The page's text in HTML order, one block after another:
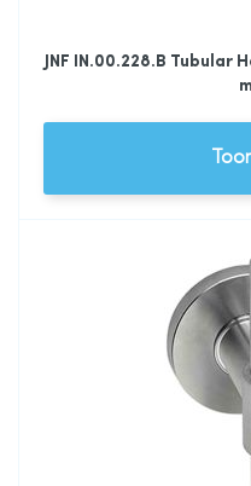
JNF IN.00.228.B Tubular